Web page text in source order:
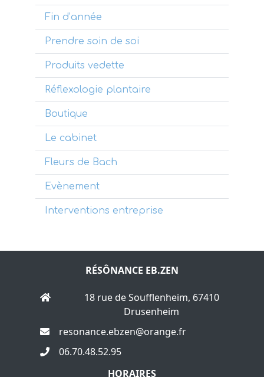
Fin d’année
Prendre soin de soi
Produits vedette
Réflexologie plantaire
Boutique
Le cabinet
Fleurs de Bach
Evènement
Interventions entreprise
RÉSÔNANCE EB.ZEN
18 rue de Soufflenheim, 67410
Drusenheim
resonance.ebzen@orange.fr
06.70.48.52.95
HORAIRES